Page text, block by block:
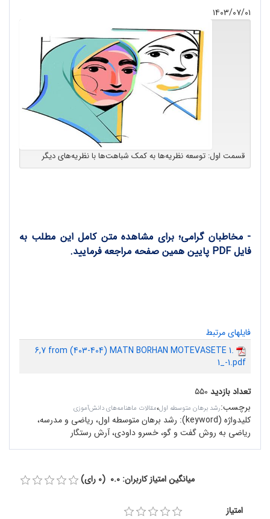
۱۴۰۳/۰۷/۰۱
قسمت اول: توسعه نظریه‌ها به کمک شباهت‌ها با نظریه‌های دیگر
- مخاطبان گرامی؛ برای مشاهده متن کامل این مطلب به
فایل PDF پایین همین صفحه مراجعه فرمایید.
فایلهای مرتبط
6,7 from (403-404) MATN BORHAN MOTEVASETE 1.
1_-1.pdf
تعداد بازدید ۵۵۰
برچسب:رشد برهان متوسطه اول،مقالات ماهنامه‌های دانش‌آموزی
کلیدواژه (keyword):
رشد برهان متوسطه اول، ریاضی و مدرسه،
ریاضی به روش گفت و گو، خسرو داودی، آرش رستگار
میانگین امتیاز کاربران: 0.0 (0 رای)
امتیاز